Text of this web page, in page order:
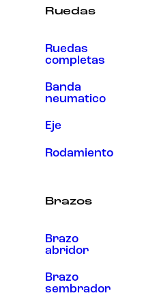
Ruedas
Ruedas
completas
Banda
neumatico
Eje
Rodamiento
Brazos
Brazo
abridor
Brazo
sembrador